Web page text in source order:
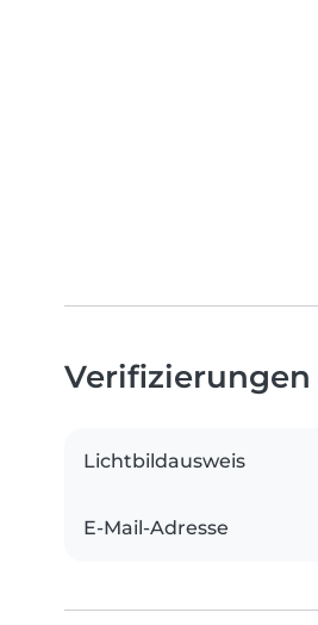
Verifizierungen
Lichtbildausweis
E-Mail-Adresse